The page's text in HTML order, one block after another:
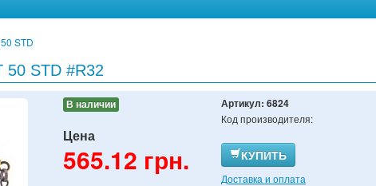
STD
50 STD #R32
В наличии
Цена
565.12 грн.
Артикул: 6824
Код производителя:
КУПИТЬ
Доставка и оплата